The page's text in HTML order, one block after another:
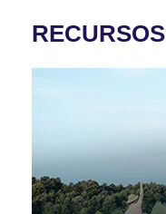
RECURSOS